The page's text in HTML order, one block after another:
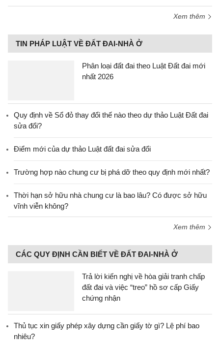
Xem thêm
TIN PHÁP LUẬT VỀ ĐẤT ĐAI-NHÀ Ở
Phân loại đất đai theo Luật Đất đai mới
nhất 2026
Quy định về Sổ đỏ thay đổi thế nào theo dự thảo Luật Đất đai
sửa đổi?
Điểm mới của dự thảo Luật đất đai sửa đổi
Trường hợp nào chung cư bị phá dỡ theo quy định mới nhất?
Thời hạn sở hữu nhà chung cư là bao lâu? Có được sở hữu
vĩnh viễn không?
Xem thêm
CÁC QUY ĐỊNH CẦN BIẾT VỀ ĐẤT ĐAI-NHÀ Ở
Trả lời kiến nghị về hòa giải tranh chấp
đất đai và việc “treo” hồ sơ cấp Giấy
chứng nhận
Thủ tục xin giấy phép xây dựng cần giấy tờ gì? Lệ phí bao
nhiêu?